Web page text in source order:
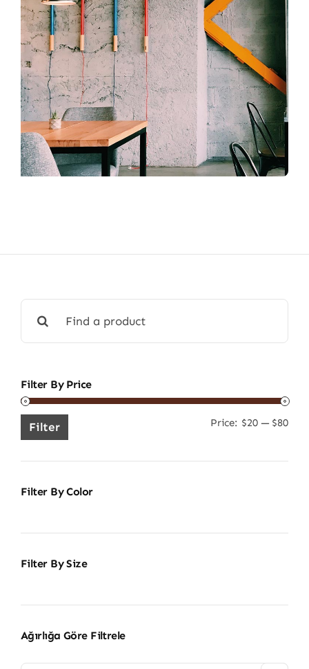
for:
Filter By Price
Min
Filter Price: $20— $80
Filter By Color
Filter By Size
Ağırlığa Göre Filtrele